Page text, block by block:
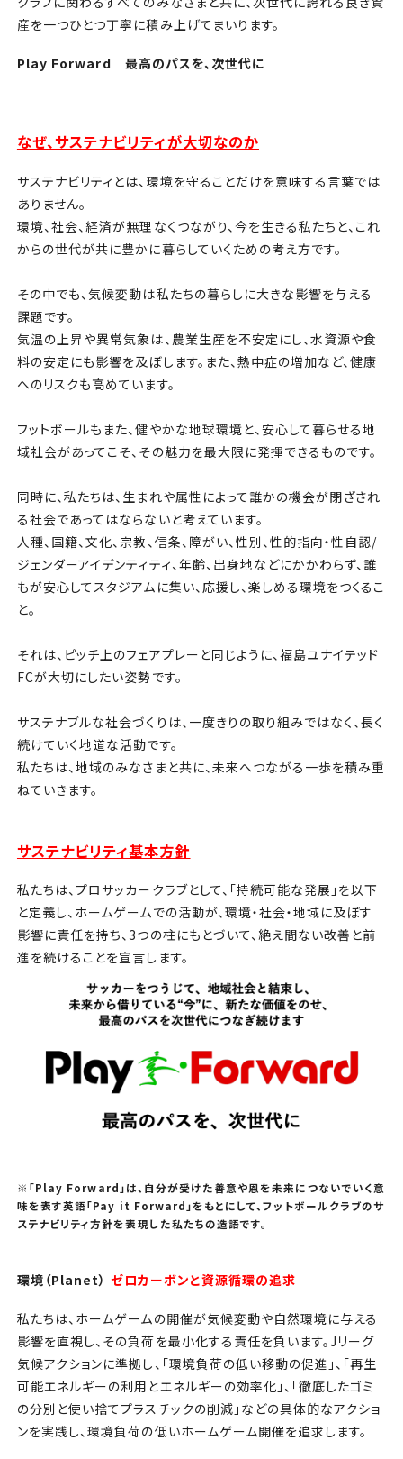
産を一つひとつ丁寧に積み上げてまいります。
Play Forward 最高のパスを、次世代に
なぜ、サステナビリティが大切なのか
サステナビリティとは、環境を守ることだけを意味する言葉では
ありません。
環境、社会、経済が無理なくつながり、今を生きる私たちと、これ
からの世代が共に豊かに暮らしていくための考え方です。
その中でも、気候変動は私たちの暮らしに大きな影響を与える
課題です。
気温の上昇や異常気象は、農業生産を不安定にし、水資源や食
料の安定にも影響を及ぼします。また、熱中症の増加など、健康
へのリスクも高めています。
フットボールもまた、健やかな地球環境と、安心して暮らせる地
域社会があってこそ、その魅力を最大限に発揮できるものです。
同時に、私たちは、生まれや属性によって誰かの機会が閉ざされ
る社会であってはならないと考えています。
人種、国籍、文化、宗教、信条、障がい、性別、性的指向・性自認/
ジェンダーアイデンティティ、年齢、出身地などにかかわらず、誰
もが安心してスタジアムに集い、応援し、楽しめる環境をつくるこ
と。
それは、ピッチ上のフェアプレーと同じように、福島ユナイテッド
FCが大切にしたい姿勢です。
サステナブルな社会づくりは、一度きりの取り組みではなく、長く
続けていく地道な活動です。
私たちは、地域のみなさまと共に、未来へつながる一歩を積み重
ねていきます。
サステナビリティ基本方針
私たちは、プロサッカークラブとして、「持続可能な発展」を以下
と定義し、ホームゲームでの活動が、環境・社会・地域に及ぼす
影響に責任を持ち、3つの柱にもとづいて、絶え間ない改善と前
進を続けることを宣言します。
※「Play Forward」は、自分が受けた善意や恩を未来につないでいく意
味を表す英語「Pay it Forward」をもとにして、フットボールクラブのサ
ステナビリティ方針を表現した私たちの造語です。
環境（Planet） ゼロカーボンと資源循環の追求
私たちは、ホームゲームの開催が気候変動や自然環境に与える
影響を直視し、その負荷を最小化する責任を負います。Jリーグ
気候アクションに準拠し、「環境負荷の低い移動の促進」、「再生
可能エネルギーの利用とエネルギーの効率化」、「徹底したゴミ
の分別と使い捨てプラスチックの削減」などの具体的なアクショ
ンを実践し、環境負荷の低いホームゲーム開催を追求します。